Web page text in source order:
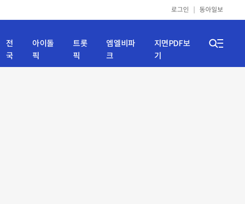
로그인 동아일보
전
국
아이돌
픽
트롯
픽
엠엘비파
크
지면PDF보
기